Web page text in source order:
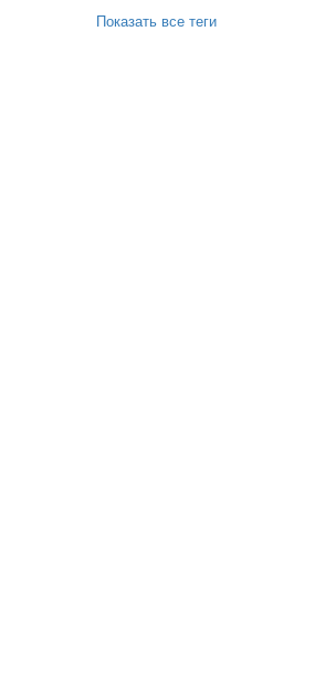
Показать все теги